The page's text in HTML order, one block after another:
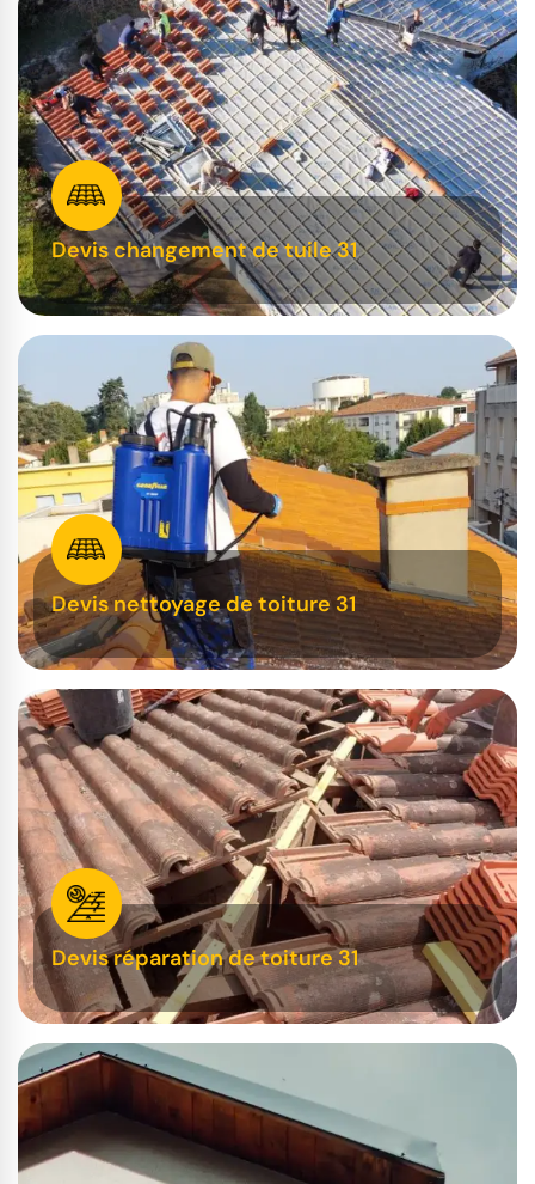
Devis changement de tuile 31
Devis nettoyage de toiture 31
Devis réparation de toiture 31